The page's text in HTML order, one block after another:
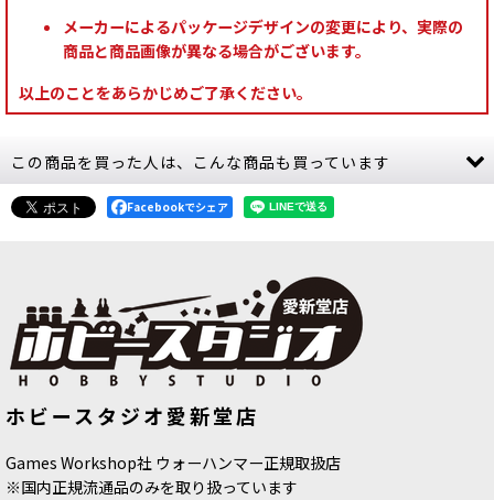
メーカーによるパッケージデザインの変更により、実際の
商品と商品画像が異なる場合がございます。
以上のことをあらかじめご了承ください。
この商品を買った人は、こんな商品も買っています
ト [WP2003]
クシアン
Facebookでシェア
ホビースタジオ愛新堂店
Games Workshop社 ウォーハンマー正規取扱店
※国内正規流通品のみを取り扱っています